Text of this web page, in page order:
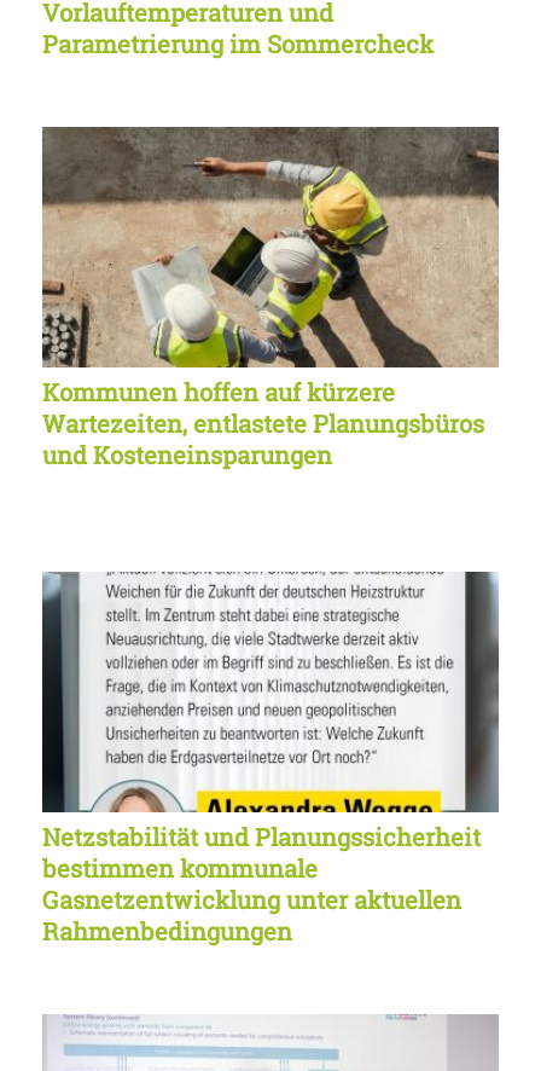
Vorlauftemperaturen und
Parametrierung im Sommercheck
Kommunen hoffen auf kürzere
Wartezeiten, entlastete Planungsbüros
und Kosteneinsparungen
Netzstabilität und Planungssicherheit
bestimmen kommunale
Gasnetzentwicklung unter aktuellen
Rahmenbedingungen